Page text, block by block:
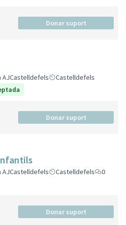
Donar suport
AJCastelldefels
Castelldefels
Donar suport
AJCastelldefels Castelldefels
0
Donar suport